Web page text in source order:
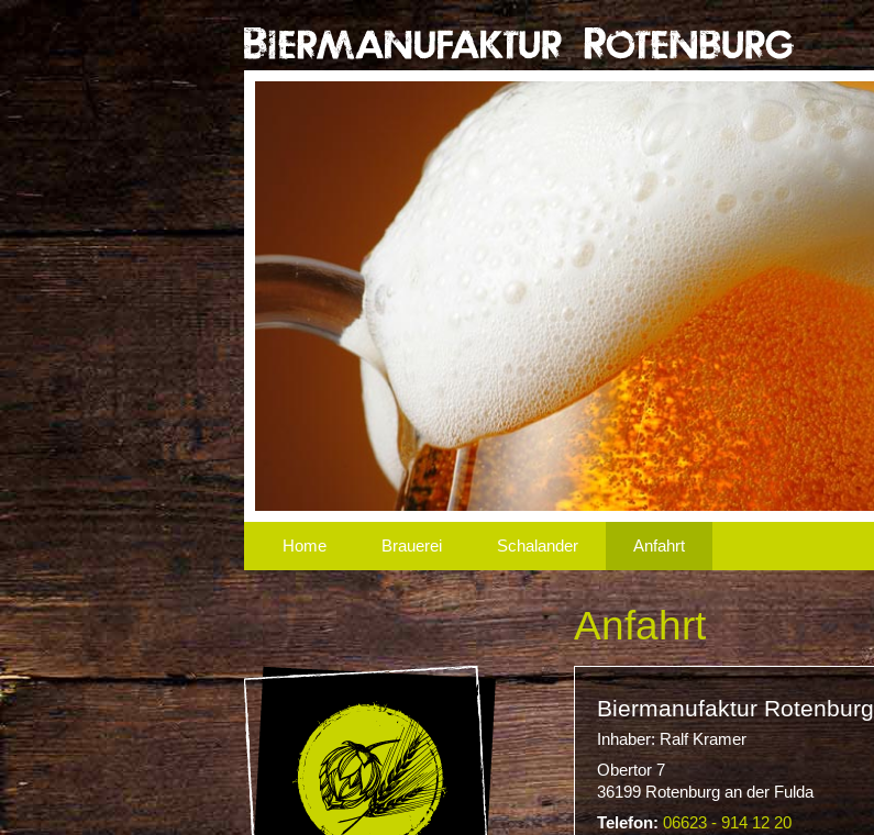
Home Brauerei Schalander Anfahrt
Anfahrt
Biermanufaktur Rotenburg
Inhaber: Ralf Kramer
Obertor 7
36199 Rotenburg an der Fulda
Telefon: 06623 - 914 12 20